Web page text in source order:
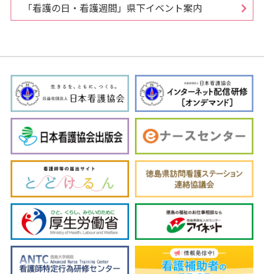
「看護の日・看護週間」県下イベント案内